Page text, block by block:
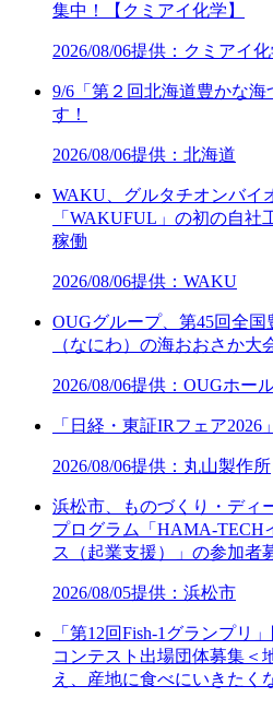
集中！【クミアイ化学】
2026/08/06提供：クミアイ
9/6「第２回北海道豊かな海
す！
2026/08/06提供：北海道
WAKU、グルタチオンバイ
「WAKUFUL」の初の自社
稼働
2026/08/06提供：WAKU
OUGグループ、第45回全
（なにわ）の海おおさか大
2026/08/06提供：OUGホー
「日経・東証IRフェア
2026/08/06提供：丸山製作所
浜松市、ものづくり・ディ
プログラム「HAMA-TECH
ス（起業支援）」の参加者
2026/08/05提供：浜松市
「第12回Fish-1グランプ
コンテスト出場団体募集＜
え、産地に食べにいきた